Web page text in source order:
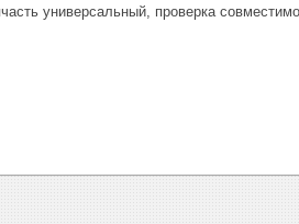
универсальный, проверка